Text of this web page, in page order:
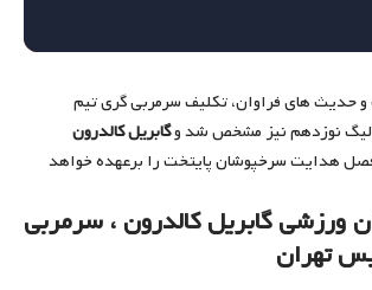
حدیث های فراوان، تکلیف سرمربی گری تیم
نوزدهم نیز مشخص شد وگابریل کالدرون
هدایت سرخپوشان پایتخت را برعهده خواهد
ورزشی گابریل کالدرون ، سرمربی
تهران